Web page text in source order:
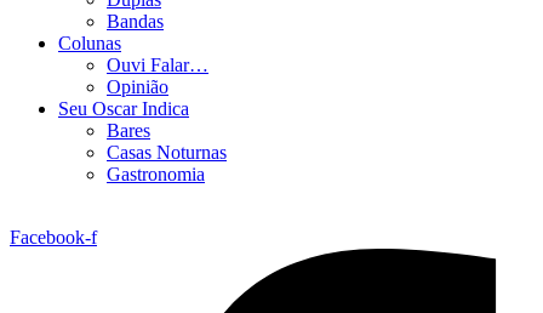
Bandas
Colunas
Ouvi Falar…
Opinião
Seu Oscar Indica
Bares
Casas Noturnas
Gastronomia
Facebook-f